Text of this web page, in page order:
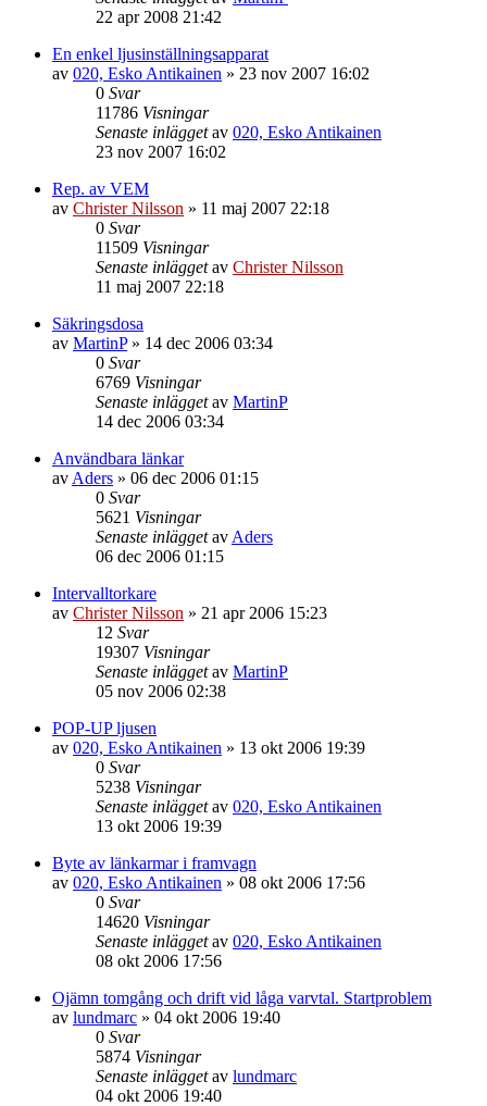
22 apr 2008 21:42
En enkel ljusinställningsapparat
av 020, Esko Antikainen » 23 nov 2007 16:02
0 Svar
11786 Visningar
Senaste inläggetav 020, Esko Antikainen
23 nov 2007 16:02
Rep. av VEM
av Christer Nilsson » 11 maj 2007 22:18
0 Svar
11509 Visningar
Senaste inläggetav Christer Nilsson
11 maj 2007 22:18
Säkringsdosa
av MartinP» 14 dec 2006 03:34
0 Svar
6769 Visningar
Senaste inläggetav MartinP
14 dec 2006 03:34
Användbara länkar
av Aders » 06 dec 2006 01:15
0 Svar
5621 Visningar
Senaste inläggetav Aders
06 dec 2006 01:15
Intervalltorkare
av Christer Nilsson » 21 apr 2006 15:23
12 Svar
19307 Visningar
Senaste inläggetav MartinP
05 nov 2006 02:38
POP-UP ljusen
av 020, Esko Antikainen » 13 okt 2006 19:39
0 Svar
5238 Visningar
Senaste inläggetav 020, Esko Antikainen
13 okt 2006 19:39
Byte av länkarmar i framvagn
av 020, Esko Antikainen » 08 okt 2006 17:56
0 Svar
14620 Visningar
Senaste inläggetav 020, Esko Antikainen
08 okt 2006 17:56
Ojämn tomgång och drift vid låga varvtal. Startproblem
av lundmarc » 04 okt 2006 19:40
0 Svar
5874 Visningar
Senaste inläggetav lundmarc
04 okt 2006 19:40